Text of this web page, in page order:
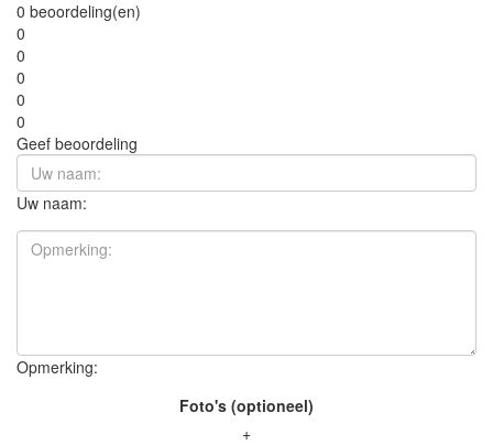
0 beoordeling(en)
0
0
0
0
0
Geef beoordeling
Uw naam:
Opmerking:
Foto's (optioneel)
+